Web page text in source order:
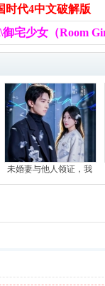
索
时代4中文破解版
宅少女（Room
未婚妻与他人领证，我